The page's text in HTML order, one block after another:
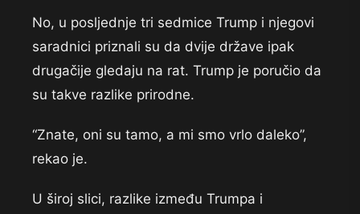
No, u posljednje tri sedmice Trump i njegovi
saradnici priznali su da dvije države ipak
drugačije gledaju na rat. Trump je poručio da
su takve razlike prirodne.
“Znate, oni su tamo, a mi smo vrlo daleko”,
rekao je.
U široj slici, razlike između Trumpa i